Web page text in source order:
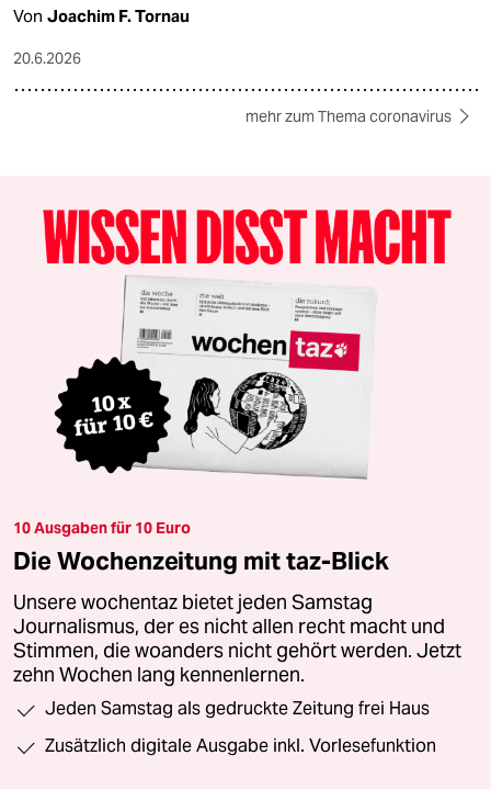
Von Joachim F. Tornau
20.6.2026
mehr zum Thema coronavirus
10 Ausgaben für 10 Euro
Die Wochenzeitung mit taz-Blick
Unsere wochentaz bietet jeden Samstag
Journalismus, der es nicht allen recht macht und
Stimmen, die woanders nicht gehört werden. Jetzt
zehn Wochen lang kennenlernen.
Jeden Samstag als gedruckte Zeitung frei Haus
Zusätzlich digitale Ausgabe inkl. Vorlesefunktion